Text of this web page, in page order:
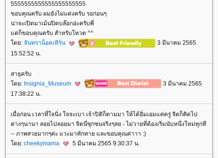
5555555555555555555555
ขอบคุณครับ ผมยังไม่แต่งครับ รอก่อนๆ
น่าจะเปิดมาเม้นปิดบล๊อกอ่ะครับพี่
ต่ก็ขอบคุณครับ สำหรับโหวต ^^
ดย: จันทราน็อคเทิร์น
3 มีนาคม 2565
15:52:52 น.
สาธุครับ
ดย: Insignia_Museum
3 มีนาคม 2565
17:38:22 น.
เมื่อก่อน เวลาที่ใจนิ่ง ใจจะเบา เจ้าปิติก็ตามมา ให้ได้อิ่มเอมแค่ครู่ จิตก็คิดไป
ต่างๆนานา ลอยไปลอยมา จิตนี่ซุกซนจริงๆลย - ไม่วายที่ต้องเริ่มนับหนึ่งใหม่ทุกที
-- ภาพสวยมากๆค่ะ แวะมาทักทาย และขอบคุณค่าาา :)
ดย: cheekymama 5 มีนาคม 2565 9:30:37 น.